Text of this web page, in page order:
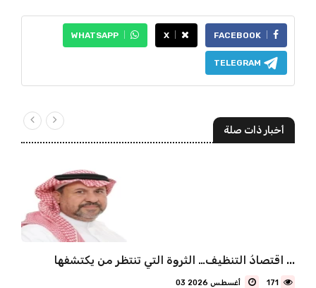
FACEBOOK
X
WHATSAPP
TELEGRAM
أخبار ذات صلة
اقتصادُ التنظيف… الثروة التي تنتظر من يكتشفها ...
171